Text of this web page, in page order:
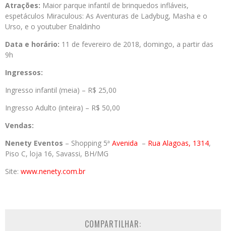
Atrações: Maior parque infantil de brinquedos infláveis,
espetáculos Miraculous: As Aventuras de Ladybug, Masha e o
Urso, e o youtuber Enaldinho
Data e horário: 11 de fevereiro de 2018, domingo, a partir das
9h
Ingressos:
Ingresso infantil (meia) – R$ 25,00
Ingresso Adulto (inteira) – R$ 50,00
Vendas:
Nenety Eventos – Shopping 5ª Avenida – Rua Alagoas, 1314,
Piso C, loja 16, Savassi, BH/MG
Site: www.nenety.com.br
COMPARTILHAR: